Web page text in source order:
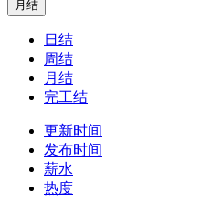
日结
周结
月结
完工结
更新时间
发布时间
薪水
热度